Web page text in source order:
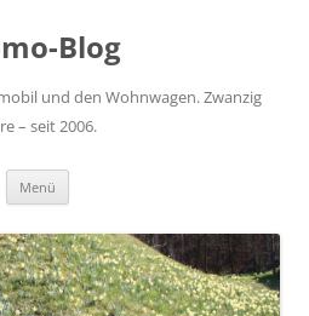
Blog
und den Wohnwagen. Zwanzig
– seit 2006.
Menü